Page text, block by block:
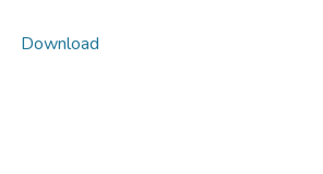
Download